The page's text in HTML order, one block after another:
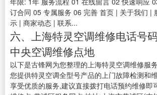
订合同 05 专属服务 06 完善 首页 | 关于我们 |
示 | 商家动态 | 联系...
六、上海特灵空调维修电话号
中央空调维修点地
以下是古锋网为您整理的上海特灵空调维修服
您提供特灵空调全型号产品的上门故障检测和
享受优质的服务,建议直接拨打电话预约维修即